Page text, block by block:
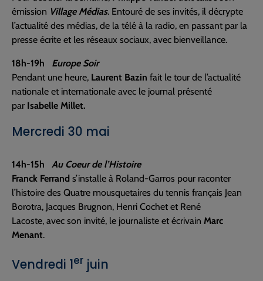
émission Village Médias. Entouré de ses invités, il décrypte
l’actualité des médias, de la télé à la radio, en passant par la
presse écrite et les réseaux sociaux, avec bienveillance.
18h-19h
Europe Soir
Pendant une heure, Laurent Bazin fait le tour de l’actualité
nationale et internationale avec le journal présenté
par Isabelle Millet.
Mercredi 30 mai
14h-15h Au Coeur de l’Histoire
Franck Ferrand s’installe à Roland-Garros pour raconter
l’histoire des Quatre mousquetaires du tennis français Jean
Borotra, Jacques Brugnon, Henri Cochet et René
Lacoste, avec son invité, le journaliste et écrivain Marc
Menant.
Vendredi 1er juin